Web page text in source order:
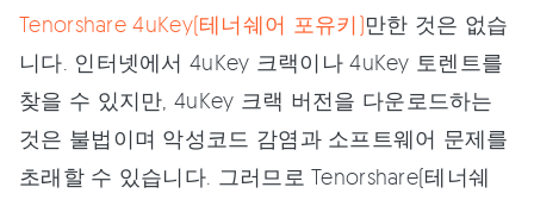
Tenorshare 4uKey(테너쉐어 포유키)만한 것은 없습
니다. 인터넷에서 4uKey 크랙이나 4uKey 토렌트를
찾을 수 있지만, 4uKey 크랙 버전을 다운로드하는
것은 불법이며 악성코드 감염과 소프트웨어 문제를
초래할 수 있습니다. 그러므로 Tenorshare(테너쉐